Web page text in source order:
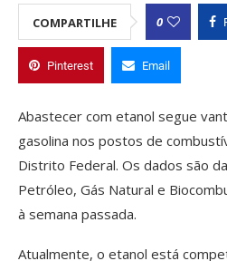
COMPARTILHE 0
Pinterest Email
Abastecer com etanol segue
gasolina nos postos de
Distrito Federal. Os dados são
Petróleo, Gás Natural e
à semana passada.
Atualmente, o etanol está